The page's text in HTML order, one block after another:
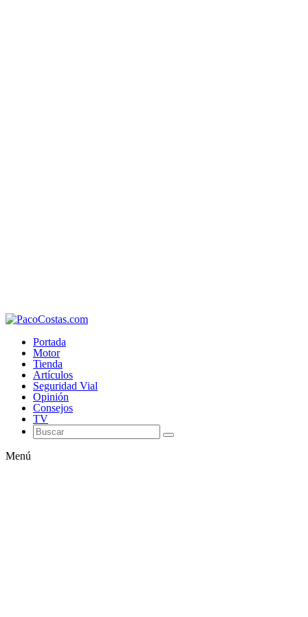
Portada
Motor
Tienda
Artículos
Seguridad Vial
Opinión
Consejos
TV
Menú